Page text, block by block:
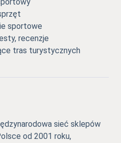
sportowe
recenzje
tras turystycznych
sieć sklepów
od 2001 roku,